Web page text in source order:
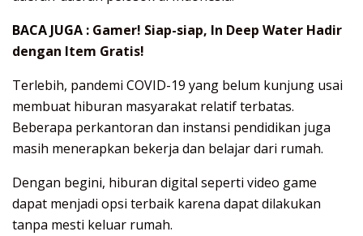
BACA JUGA : Gamer! Siap-siap, In Deep Water Hadir
dengan Item Gratis!
Terlebih, pandemi COVID-19 yang belum kunjung usai
membuat hiburan masyarakat relatif terbatas.
Beberapa perkantoran dan instansi pendidikan juga
masih menerapkan bekerja dan belajar dari rumah.
Dengan begini, hiburan digital seperti video game
dapat menjadi opsi terbaik karena dapat dilakukan
tanpa mesti keluar rumah.